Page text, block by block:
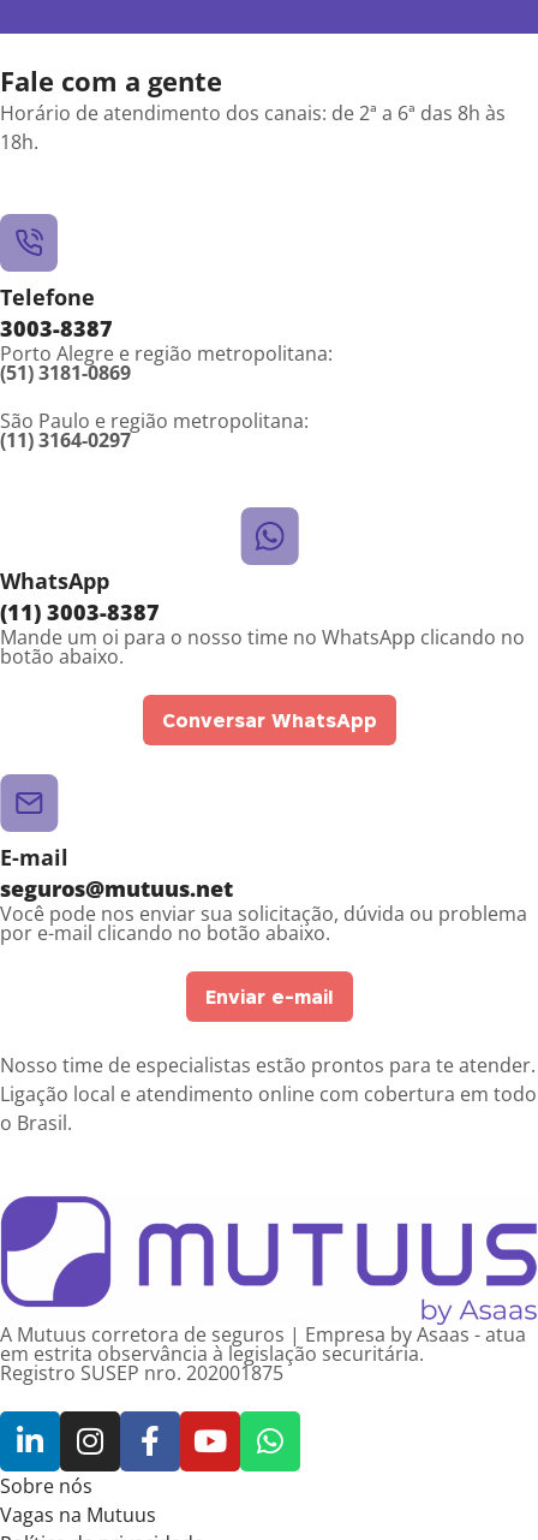
Fale com a gente
Horário de atendimento dos canais: de 2ª a 6ª das 8h às
18h.
Telefone
3003-8387
Porto Alegre e região metropolitana:
(51) 3181-0869
São Paulo e região metropolitana:
(11) 3164-0297
WhatsApp
(11) 3003-8387
Mande um oi para o nosso time no WhatsApp clicando no
botão abaixo.
Conversar WhatsApp
E-mail
seguros@mutuus.net
Você pode nos enviar sua solicitação, dúvida ou problema
por e-mail clicando no botão abaixo.
Enviar e-mail
Nosso time de especialistas estão prontos para te atender.
Ligação local e atendimento online com cobertura em todo
o Brasil.
A Mutuus corretora de seguros | Empresa by Asaas - atua
em estrita observância à legislação securitária.
Registro SUSEP nro. 202001875
Sobre nós
Vagas na Mutuus